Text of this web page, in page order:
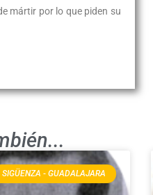
mártir por lo que piden su
SIGÜENZA - GUADALAJARA